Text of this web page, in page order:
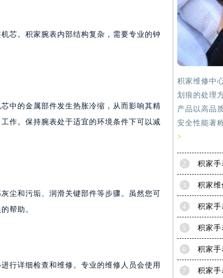
前预约）
前预约）
需提前预约）
需提前预约）
（鄂尔多斯大厦）23层2326室（需提前预约）
室（需提前预约）
）
芯。积家腕表内部结构复杂，需要专业的钟
中的金属部件发生热胀冷缩，从而影响其精
作。保持腕表处于适宜的环境条件下可以减
尘和污垢、润滑关键部件等步骤。虽然您可
帮助。
行详细检查和维修。专业的维修人员会使用
积家维修中
划痕的处理
产品以高品
安全性能著
>
2
3
4 积家手
5
6
7